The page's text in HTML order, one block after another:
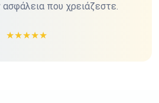
που χρειάζεστε.
★★★★★